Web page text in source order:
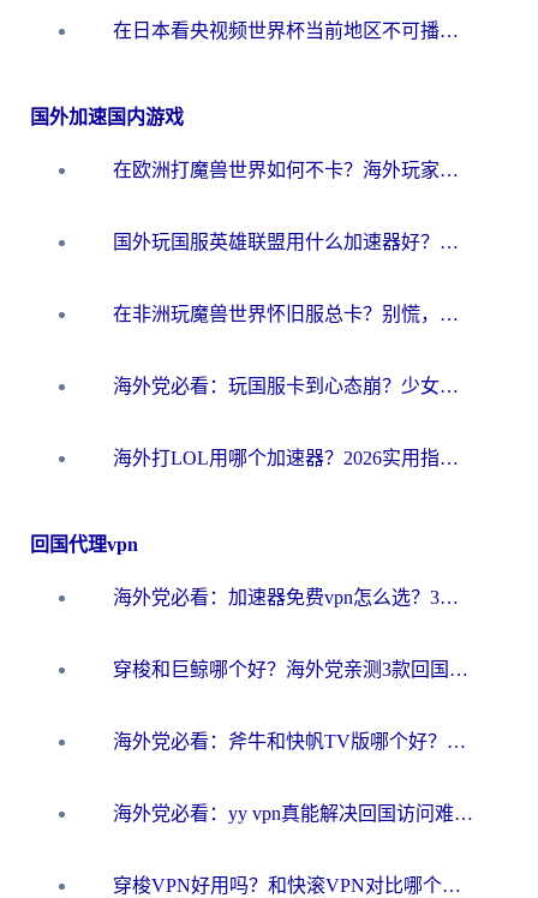
在日本看央视频世界杯当前地区不可播放？海外党体育观赛终极指南
国外加速国内游戏
在欧洲打魔兽世界如何不卡？海外玩家的国服游戏加速终极攻略
国外玩国服英雄联盟用什么加速器好？海外党亲测有效的国服游戏加速指南
在非洲玩魔兽世界怀旧服总卡？别慌，这份指南帮你丝滑开荒
海外党必看：玩国服卡到心态崩？少女前线云图计划加速器免费推荐+碧蓝航线足球世界流畅攻略
海外打LOL用哪个加速器？2026实用指南：从延迟到设备适配，一篇解决你的国服游戏痛点
回国代理vpn
海外党必看：加速器免费vpn怎么选？3步教你无缝访问国内资源
穿梭和巨鲸哪个好？海外党亲测3款回国加速器，教你避开90%的坑
海外党必看：斧牛和快帆TV版哪个好？3分钟选对回国加速器，无缝刷B站、追热剧
海外党必看：yy vpn真能解决回国访问难题？附云极initap测评+免费方案对比
穿梭VPN好用吗？和快滚VPN对比哪个回国效果更好？海外党选回国加速器必看指南